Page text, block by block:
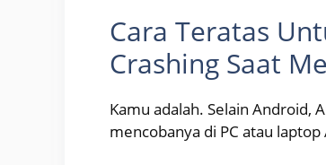
Cara Teratas
Crashing Saat
Kamu adalah. Selain Android,
mencobanya di PC atau laptop